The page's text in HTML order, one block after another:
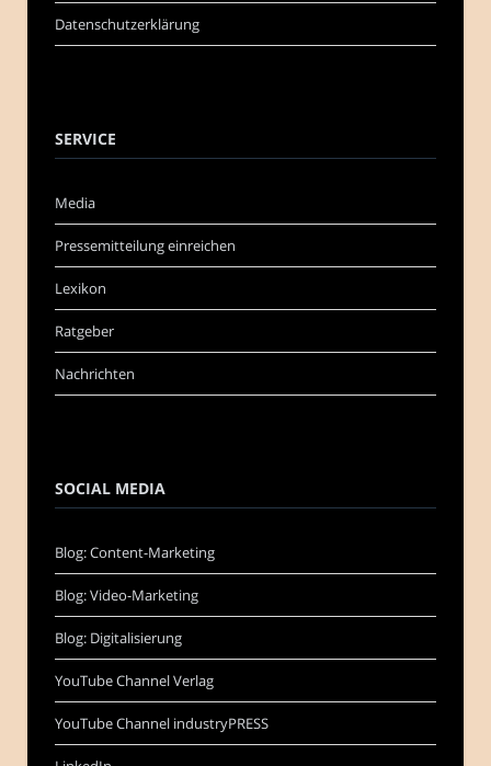
Datenschutzerklärung
SERVICE
Media
Pressemitteilung einreichen
Lexikon
Ratgeber
Nachrichten
SOCIAL MEDIA
Blog: Content-Marketing
Blog: Video-Marketing
Blog: Digitalisierung
YouTube Channel Verlag
YouTube Channel industryPRESS